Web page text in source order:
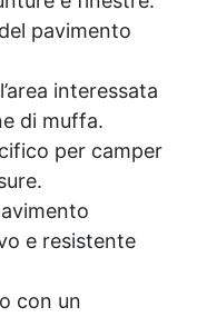
pavimento
interessata
di muffa.
per camper
e resistente
con un